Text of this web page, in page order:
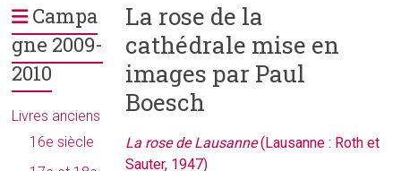
La rose de la
cathédrale mise en
images par Paul
Boesch
La rose de Lausanne(Lausanne : Roth et
Sauter, 1947)
Campa
gne 2009-
2010
Livres anciens
16e siècle